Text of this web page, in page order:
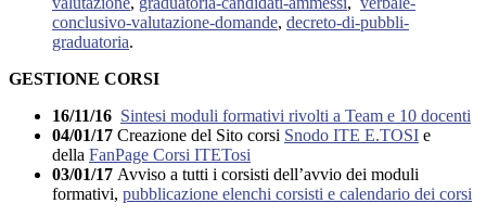
conclusivo-valutazione-domande, decreto-di-pubbli-
graduatoria.
GESTIONE CORSI
16/11/16 Sintesi moduli formativi rivolti a Team e 10 docenti
04/01/17 Creazione del Sito corsi Snodo ITE E.TOSI e
della FanPage Corsi ITETosi
03/01/17 Avviso a tutti i corsisti dell’avvio dei moduli
formativi, pubblicazione elenchi corsisti e calendario dei corsi